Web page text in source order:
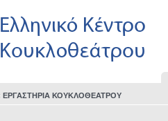
ΕΡΓΑΣΤΗΡΙΑ ΚΟΥΚΛΟΘΕΑΤΡΟΥ